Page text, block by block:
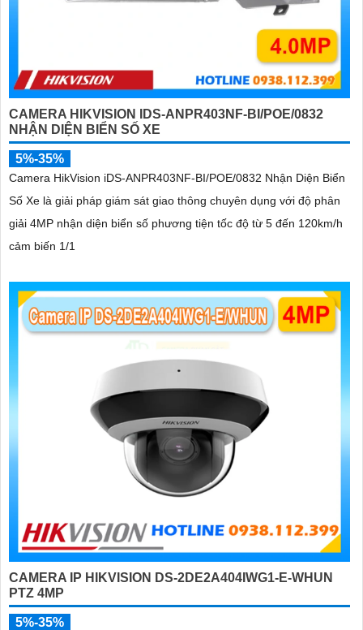
CAMERA HIKVISION IDS-ANPR403NF-BI/POE/0832
NHẬN DIỆN BIỂN SỐ XE
5%-35%
Camera HikVision iDS-ANPR403NF-BI/POE/0832 Nhận Diện Biển
Số Xe là giải pháp giám sát giao thông chuyên dụng với độ phân
giải 4MP nhận diện biển số phương tiện tốc độ từ 5 đến 120km/h
cảm biến 1/1
CAMERA IP HIKVISION DS-2DE2A404IWG1-E-WHUN
PTZ 4MP
5%-35%